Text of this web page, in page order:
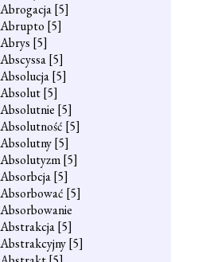
Abrogacja[5]
Abrupto [5]
Abrys [5]
Abscyssa[5]
Absolucja[5]
Absolut[5]
Absolutnie [5]
Absolutność [5]
Absolutny[5]
Absolutyzm[5]
Absorbcja[5]
Absorbować [5]
Absorbowanie
Abstrakcja[5]
Abstrakcyjny[5]